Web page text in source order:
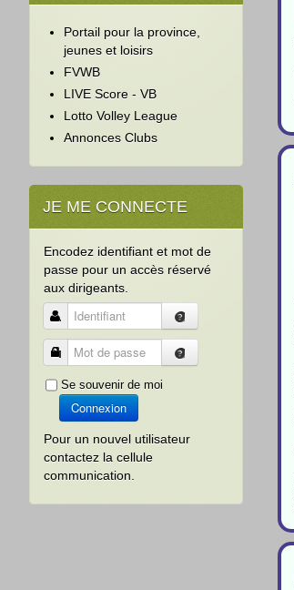
Portail pour la province,
jeunes et loisirs
FVWB
LIVE Score - VB
Lotto Volley League
Annonces Clubs
JE ME CONNECTE
Encodez identifiant et mot de
passe pour un accès réservé
aux dirigeants.
Identifiant
Mot de passe
Se souvenir de moi
Connexion
Pour un nouvel utilisateur
contactez la cellule
communication.